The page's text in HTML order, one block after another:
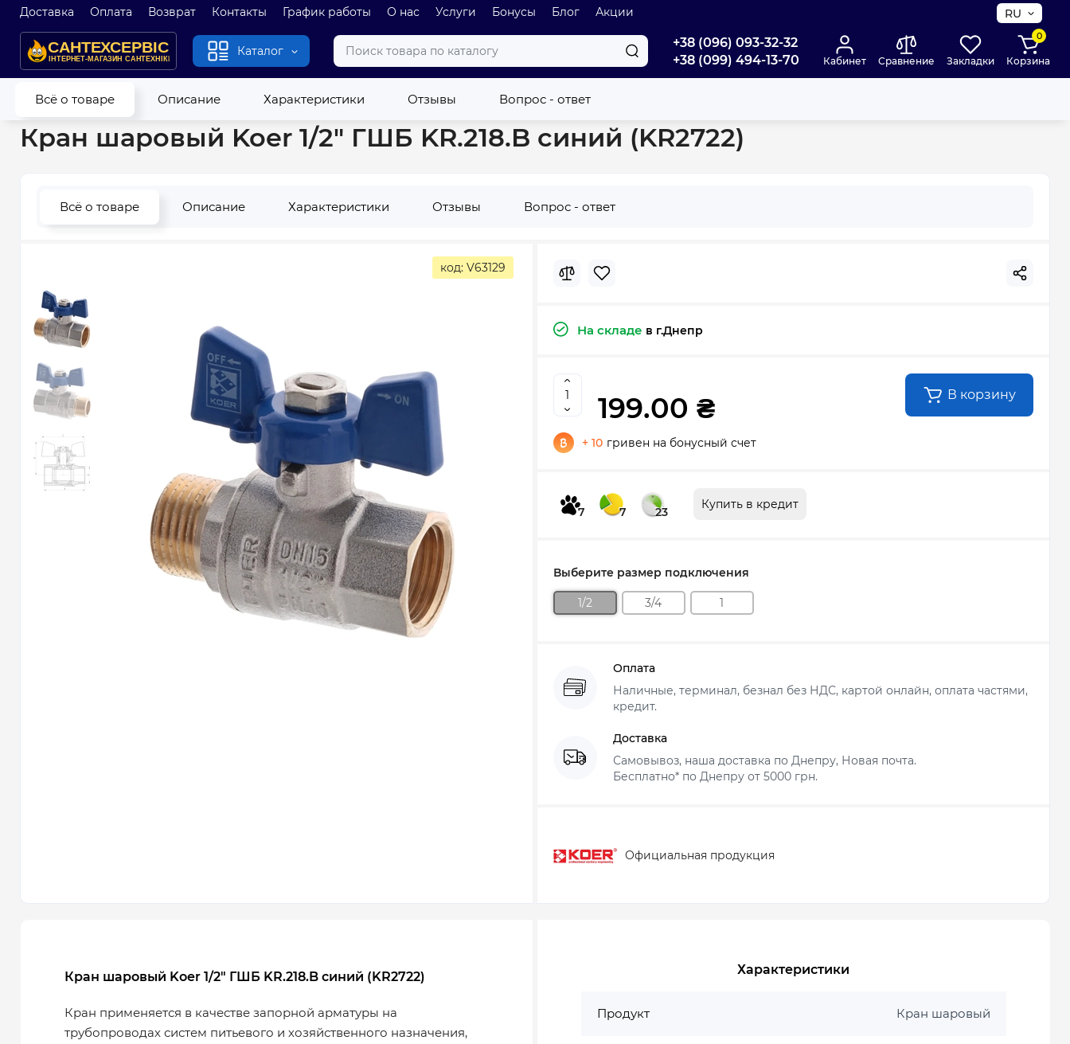
Доставка Оплата Возврат Контакты График работы О нас Услуги Бонусы Блог Акции RU
Каталог
+38 (096) 093-32-32
+38 (099) 494-13-70
Кабинет Сравнение Закладки
0
Корзина
Всё о товаре Описание Характеристики Отзывы Вопрос - ответ
Главная Водопровод Запорная арматура Шаровый кран Кран шаровый Koer 1/2" ГШБ KR.218.B синий (KR2722)
Кран шаровый Koer 1/2" ГШБ KR.218.B синий (KR2722)
Всё о товаре Описание Характеристики Отзывы Вопрос - ответ
код: V63129
На складе в г.Днепр
199.00 ₴ В корзину
+ 10 гривен на бонусный счет
7 7 23
Купить в кредит
Выберите размер подключения
1/2 3/4 1
Оплата
Наличные, терминал, безнал без НДС, картой онлайн, оплата частями,
кредит.
Доставка
Самовывоз, наша доставка по Днепру, Новая почта.
Бесплатно* по Днепру от 5000 грн.
Официальная продукция
Кран шаровый Koer 1/2" ГШБ KR.218.B синий (KR2722)
Кран применяется в качестве запорной арматуры на
трубопроводах систем питьевого и хозяйственного назначения,
Характеристики
Продукт Кран шаровый